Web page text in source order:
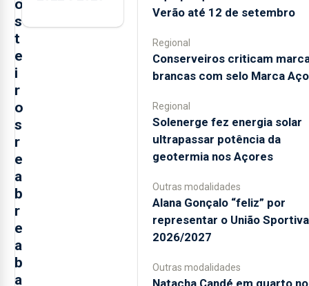
o
s
t
e
i
r
o
s
r
e
a
b
r
e
a
b
a
Verão até 12 de setembro
Regional
Conserveiros criticam
brancas com selo Marca
Regional
Solenerge fez energia solar
ultrapassar potência da
geotermia nos Açores
Outras modalidades
Alana Gonçalo “feliz” por
representar o União
2026/2027
Outras modalidades
Natacha Candé em quarto no